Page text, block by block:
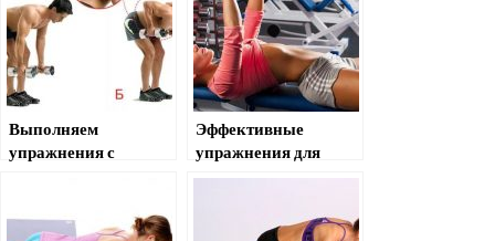
Выполняем
упражнения с
спины
Эффективные
упражнения для
грудных мышц для